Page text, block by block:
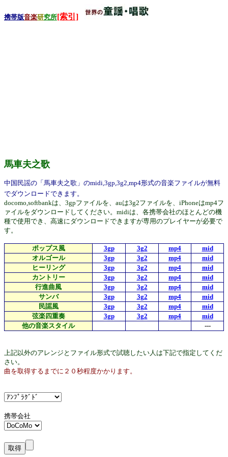
携帯版音楽研究所[索引]
馬車夫之歌
中国民謡の「馬車夫之歌」のmidi,3gp,3g2,mp4形式の音楽ファイルが無料
でダウンロードできます。
docomo,softbankは、3gpファイルを、auは3g2ファイルを、iPhoneはmp4フ
ァイルをダウンロードしてください。midiは、各携帯会社のほとんどの機
種で使用でき、高速にダウンロードできますが専用のプレイヤーが必要で
す。
ポップス風 3gp 3g2 mp4
mid
オルゴール
3gp 3g2 mp4
mid
ヒーリング
3gp 3g2 mp4
mid
カントリー
3gp 3g2 mp4
mid
行進曲風
3gp 3g2 mp4
mid
サンバ
3gp 3g2 mp4
mid
民謡風
3gp 3g2 mp4
mid
弦楽四重奏
3gp 3g2 mp4
mid
他の音楽スタイル
---
上記以外のアレンジとファイル形式で試聴したい人は下記で指定してくだ
さい。
曲を取得するまでに２０秒程度かかります。
携帯会社